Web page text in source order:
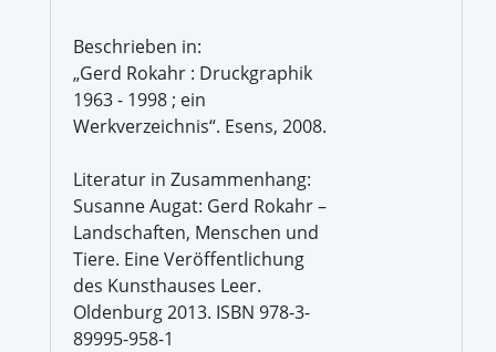
Beschrieben in:
„Gerd Rokahr : Druckgraphik
1963 - 1998 ; ein
Werkverzeichnis“. Esens, 2008.
Literatur in Zusammenhang:
Susanne Augat: Gerd Rokahr –
Landschaften, Menschen und
Tiere. Eine Veröffentlichung
des Kunsthauses Leer.
Oldenburg 2013. ISBN 978-3-
89995-958-1